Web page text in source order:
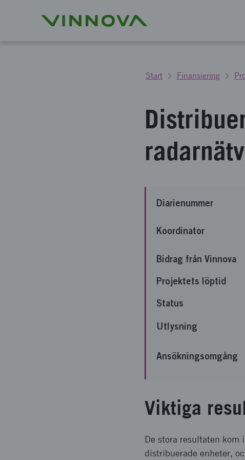
Start Finansiering
Diarienummer
Koordinator
Bidrag från Vinnova
Projektets löptid
Status
Utlysning
Ansökningsomgång
Viktiga
De stora resultaten kom
distribuerade enheter,